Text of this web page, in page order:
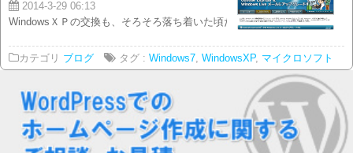
2014-3-29 06:13
WindowsＸＰの交換も、そろそろ落ち着いた頃だと思っていのですが ま
カテゴリ ブログ タグ : Windows7, WindowsXP, マイクロソフト